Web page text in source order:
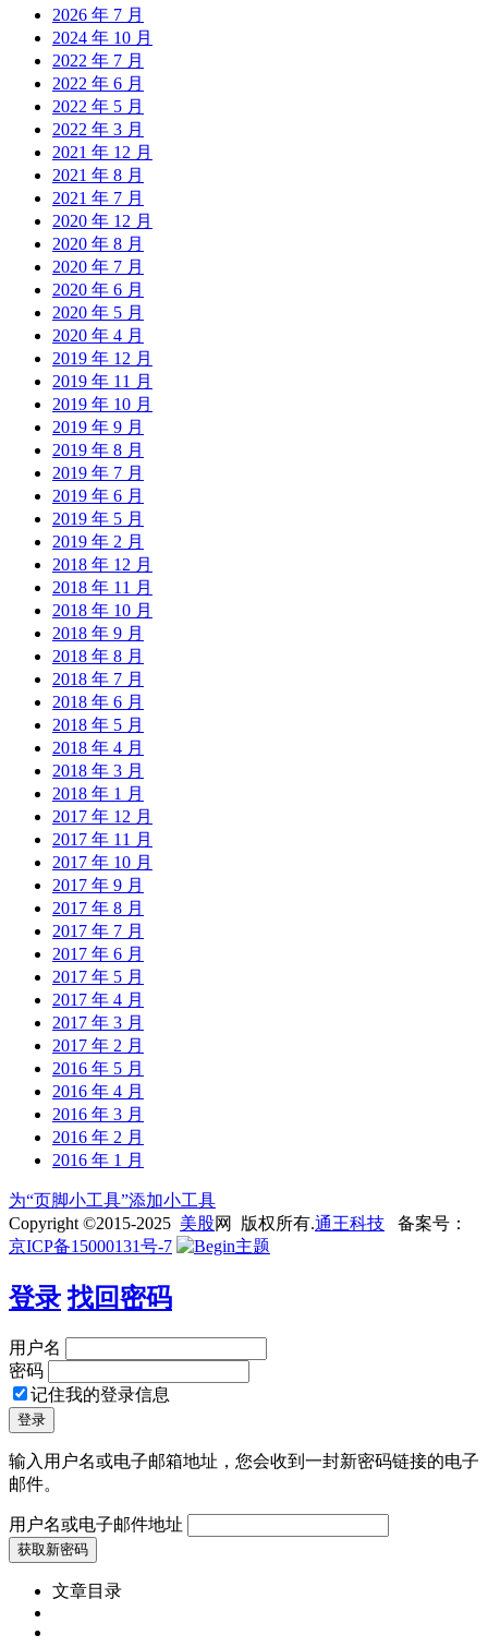
2026 年 7 月
2024 年 10 月
2022 年 7 月
2022 年 6 月
2022 年 5 月
2022 年 3 月
2021 年 12 月
2021 年 8 月
2021 年 7 月
2020 年 12 月
2020 年 8 月
2020 年 7 月
2020 年 6 月
2020 年 5 月
2020 年 4 月
2019 年 12 月
2019 年 11 月
2019 年 10 月
2019 年 9 月
2019 年 8 月
2019 年 7 月
2019 年 6 月
2019 年 5 月
2019 年 2 月
2018 年 12 月
2018 年 11 月
2018 年 10 月
2018 年 9 月
2018 年 8 月
2018 年 7 月
2018 年 6 月
2018 年 5 月
2018 年 4 月
2018 年 3 月
2018 年 1 月
2017 年 12 月
2017 年 11 月
2017 年 10 月
2017 年 9 月
2017 年 8 月
2017 年 7 月
2017 年 6 月
2017 年 5 月
2017 年 4 月
2017 年 3 月
2017 年 2 月
2016 年 5 月
2016 年 4 月
2016 年 3 月
2016 年 2 月
2016 年 1 月
为“页脚小工具”添加小工具
Copyright ©2015-2025 美股网 版权所有.通王科技 备案号：
京ICP备15000131号-7
登录 找回密码
用户名
密码
记住我的登录信息
输入用户名或电子邮箱地址，您会收到一封新密码链接的电子
邮件。
用户名或电子邮件地址
文章目录